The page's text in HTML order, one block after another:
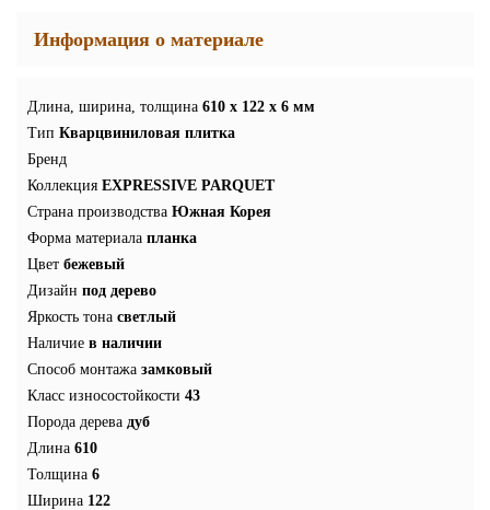
Информация о материале
Длина, ширина, толщина 610 x 122 x 6 мм
Тип Кварцвиниловая плитка
Бренд
Коллекция EXPRESSIVE PARQUET
Страна производства Южная Корея
Форма материала планка
Цвет бежевый
Дизайн под дерево
Яркость тона светлый
Наличие в наличии
Способ монтажа замковый
Класс износостойкости 43
Порода дерева дуб
Длина 610
Толщина 6
Ширина 122